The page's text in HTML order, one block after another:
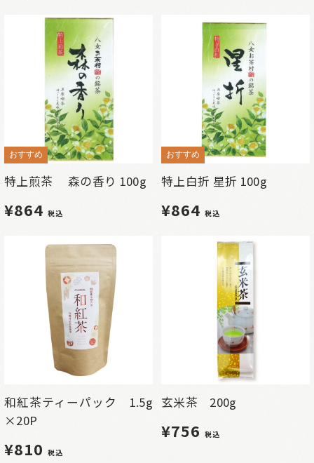
おすすめ
特上煎茶 森の香り 100g
¥864税込
おすすめ
特上白折 星折 100g
¥864税込
和紅茶ティーパック 1.5g
×20P
¥810税込
玄米茶 200g
¥756税込